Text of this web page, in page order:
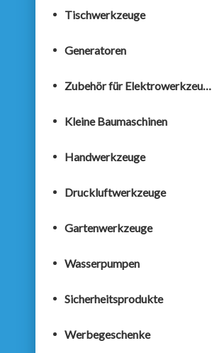
Tischwerkzeuge
Generatoren
Zubehör für Elektrowerkzeuge
Kleine Baumaschinen
Handwerkzeuge
Druckluftwerkzeuge
Gartenwerkzeuge
Wasserpumpen
Sicherheitsprodukte
Werbegeschenke